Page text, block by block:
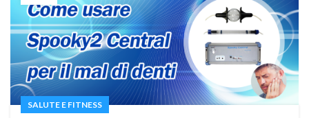
SALUTE E FITNESS